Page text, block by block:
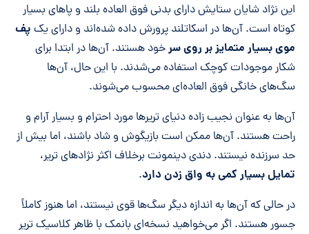
این نژاد شایان ستایش دارای بدنی فوق العاده بلند و پاهای بسیار
کوتاه است. آن‌ها در اسکاتلند پرورش داده شده‌اند و دارای یک پف
موی بسیار متمایز بر روی سرخود هستند. آن‌ها در ابتدا برای
شکار موجودات کوچک استفاده می‌شدند. با این حال، آن‌ها
سگ‌های خانگی فوق العاده‌ای محسوب می‌شوند.
آن‌ها به عنوان نجیب زاده دنیای تریرها مورد احترام و بسیار آرام و
راحت هستند. آن‌ها ممکن است بازیگوش و شاد باشند، اما بیش از
حد سرزنده نیستند. دندی دینمونت برخلاف اکثر نژادهای تریر،
تمایل بسیار کمی به واق زدن دارد.
در حالی که آن‌ها به اندازه دیگر سگ‌ها قوی نیستند، اما هنوز کاملاً
جسور هستند. اگر می‌خواهید نسخه‌ای بانمک با ظاهر کلاسیک تریر